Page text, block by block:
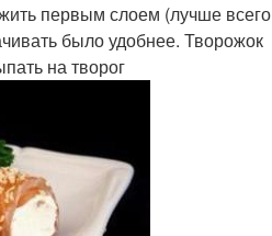
первым слоем (лучше всего
было удобнее. Творожок
на творог